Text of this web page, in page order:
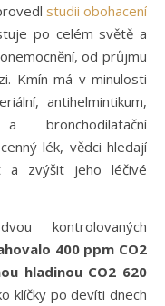
studii obohacení
po celém světě a
od průjmu
Kmín má v minulosti
antihelmintikum,
bronchodilatační
lék, vědci hledají
a zvýšit jeho léčivé
kontrolovaných
400 ppm CO2
hladinou CO2 620
klíčky po devíti dnech